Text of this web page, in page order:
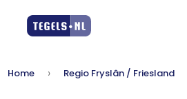
Home Regio Fryslân / Friesland